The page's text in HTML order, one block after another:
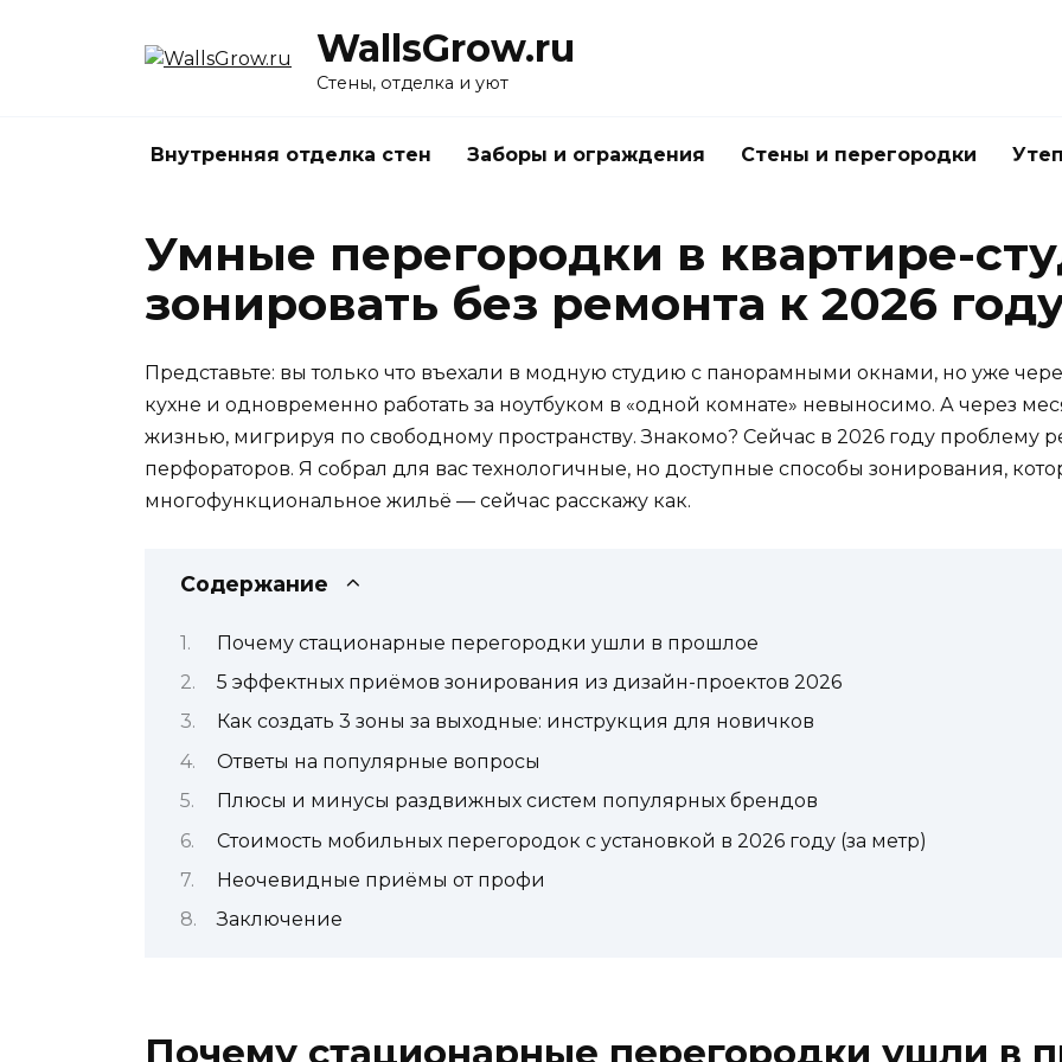
WallsGrow.ru
Стены, отделка и уют
Внутренняя отделка стен Заборы и ограждения Стены и перегородки
Умные перегородки в квартире-
зонировать без ремонта к 2026
Представьте: вы только что въехали в модную студию с панорамными окнами, но уже
кухне и одновременно работать за ноутбуком в «одной комнате» невыносимо. А через
жизнью, мигрируя по свободному пространству. Знакомо? Сейчас в 2026 году проблему
перфораторов. Я собрал для вас технологичные, но доступные способы зонирования,
многофункциональное жильё — сейчас расскажу как.
Содержание
Почему стационарные перегородки ушли в прошлое
5 эффектных приёмов зонирования из дизайн-проектов 2026
Как создать 3 зоны за выходные: инструкция для новичков
Ответы на популярные вопросы
Плюсы и минусы раздвижных систем популярных брендов
Стоимость мобильных перегородок с установкой в 2026 году (за метр)
Неочевидные приёмы от профи
Заключение
Почему стационарные перегородки ушли в